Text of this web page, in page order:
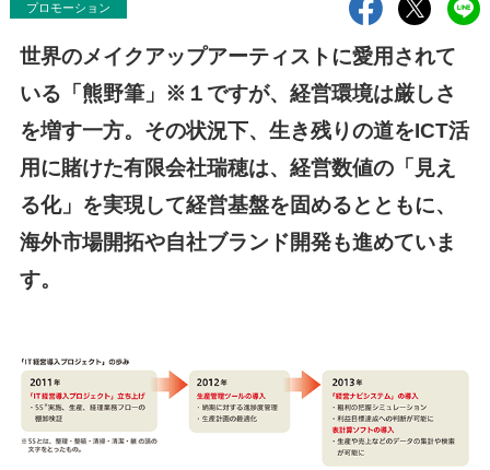
プロモーション
世界のメイクアップアーティストに愛用されて
いる「熊野筆」※１ですが、経営環境は厳しさ
を増す一方。その状況下、生き残りの道をICT活
用に賭けた有限会社瑞穂は、経営数値の「見え
る化」を実現して経営基盤を固めるとともに、
海外市場開拓や自社ブランド開発も進めていま
す。